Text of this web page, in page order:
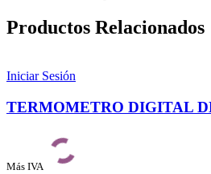
Productos Relacionados
Iniciar Sesión
TERMOMETRO DIGITAL
Más IVA